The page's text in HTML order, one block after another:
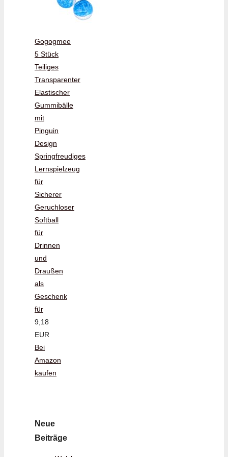
Gogogmee
5 Stück
Teiliges
Transparenter
Elastischer
Gummibälle
mit
Pinguin
Design
Springfreudiges
Lernspielzeug
für
Sicherer
Geruchloser
Softball
für
Drinnen
und
Draußen
als
Geschenk
für
9,18
EUR
Bei
Amazon
kaufen
Neue
Beiträge